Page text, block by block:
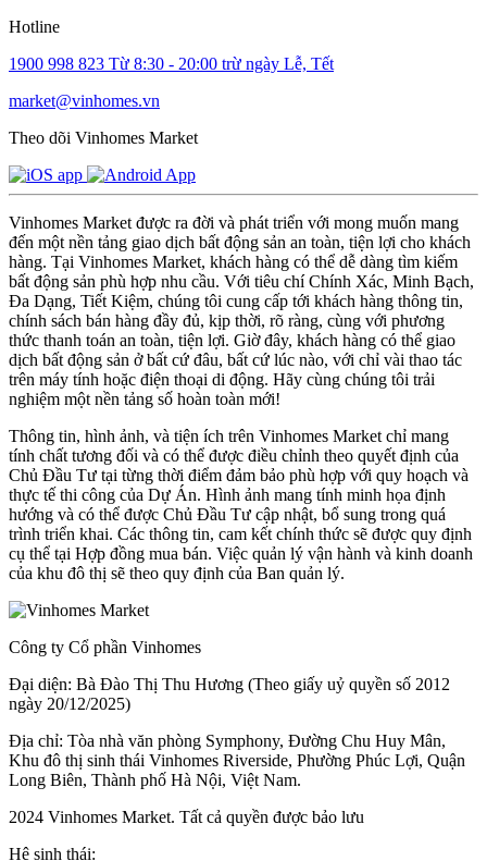
Hotline
1900 998 823 Từ 8:30 - 20:00 trừ ngày Lễ, Tết
market@vinhomes.vn
Theo dõi Vinhomes Market
Vinhomes Market được ra đời và phát triển với mong muốn mang
đến một nền tảng giao dịch bất động sản an toàn, tiện lợi cho khách
hàng. Tại Vinhomes Market, khách hàng có thể dễ dàng tìm kiếm
bất động sản phù hợp nhu cầu. Với tiêu chí Chính Xác, Minh Bạch,
Đa Dạng, Tiết Kiệm, chúng tôi cung cấp tới khách hàng thông tin,
chính sách bán hàng đầy đủ, kịp thời, rõ ràng, cùng với phương
thức thanh toán an toàn, tiện lợi. Giờ đây, khách hàng có thể giao
dịch bất động sản ở bất cứ đâu, bất cứ lúc nào, với chỉ vài thao tác
trên máy tính hoặc điện thoại di động. Hãy cùng chúng tôi trải
nghiệm một nền tảng số hoàn toàn mới!
Thông tin, hình ảnh, và tiện ích trên Vinhomes Market chỉ mang
tính chất tương đối và có thể được điều chỉnh theo quyết định của
Chủ Đầu Tư tại từng thời điểm đảm bảo phù hợp với quy hoạch và
thực tế thi công của Dự Án. Hình ảnh mang tính minh họa định
hướng và có thể được Chủ Đầu Tư cập nhật, bổ sung trong quá
trình triển khai. Các thông tin, cam kết chính thức sẽ được quy định
cụ thể tại Hợp đồng mua bán. Việc quản lý vận hành và kinh doanh
của khu đô thị sẽ theo quy định của Ban quản lý.
Công ty Cổ phần Vinhomes
Đại diện: Bà Đào Thị Thu Hương (Theo giấy uỷ quyền số 2012
ngày 20/12/2025)
Địa chỉ: Tòa nhà văn phòng Symphony, Đường Chu Huy Mân,
Khu đô thị sinh thái Vinhomes Riverside, Phường Phúc Lợi, Quận
Long Biên, Thành phố Hà Nội, Việt Nam.
2024 Vinhomes Market. Tất cả quyền được bảo lưu
Hệ sinh thái: